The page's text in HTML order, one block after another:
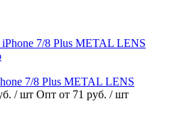
7/8 Plus METAL LENS
/ шт Опт от 71 руб. / шт